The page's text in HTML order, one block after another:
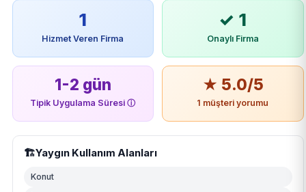
1
Hizmet Veren Firma
✓ 1
Onaylı Firma
1-2 gün
Tipik Uygulama Süresiⓘ
★ 5.0/5
1 müşteri yorumu
🏗️Yaygın Kullanım Alanları
Konut